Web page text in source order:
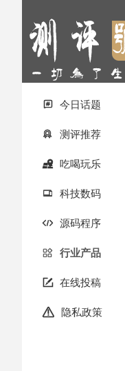
 今日话题
 测评推荐
 吃喝玩乐
 科技数码
 源码程序
 行业产品
 在线投稿
 隐私政策